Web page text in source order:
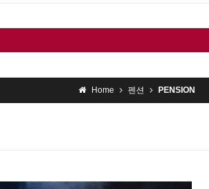
Home 펜션 PENSION